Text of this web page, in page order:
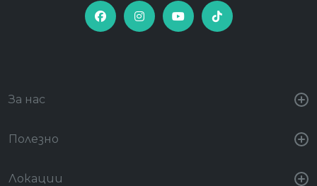
За нас
Полезно
Локации